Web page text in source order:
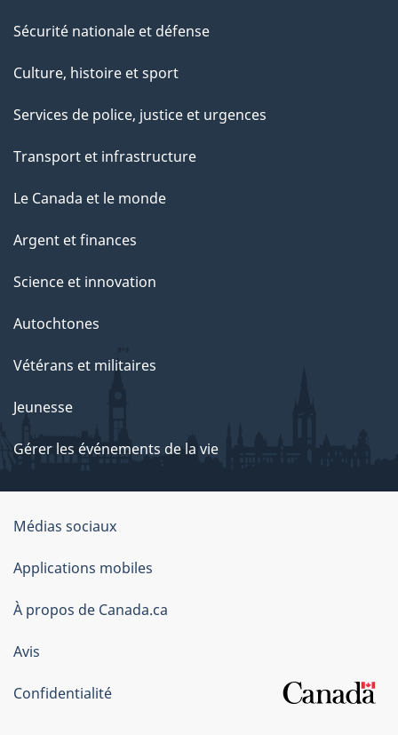
Sécurité nationale et défense
Culture, histoire et sport
Services de police, justice et urgences
Transport et infrastructure
Le Canada et le monde
Argent et finances
Science et innovation
Autochtones
Vétérans et militaires
Jeunesse
Gérer les événements de la vie
Organisation
du
gouvernement
du
Canada
Médias sociaux
Applications mobiles
À propos de Canada.ca
Avis
Confidentialité